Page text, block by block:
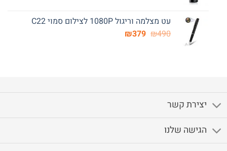
₪950.
₪689.עט מצלמה וריגול 1080P לצילום סמוי C22
₪490
המחיר
₪379 המחיר
יצירת קשר
הגישה שלנו